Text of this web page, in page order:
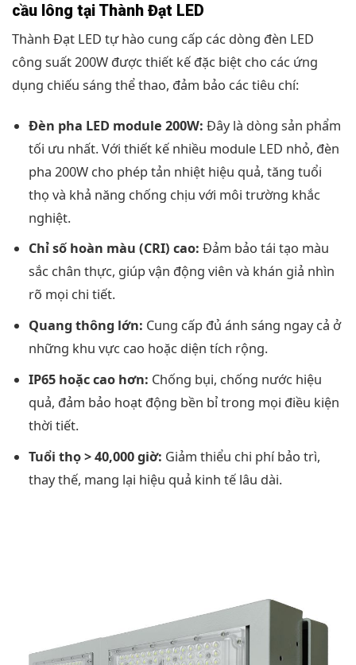
cầu lông tại Thành Đạt LED
Thành Đạt LED tự hào cung cấp các dòng đèn LED
công suất 200W được thiết kế đặc biệt cho các ứng
dụng chiếu sáng thể thao, đảm bảo các tiêu chí:
Đèn pha LED module 200W: Đây là dòng sản phẩm
tối ưu nhất. Với thiết kế nhiều module LED nhỏ, đèn
pha 200W cho phép tản nhiệt hiệu quả, tăng tuổi
thọ và khả năng chống chịu với môi trường khắc
nghiệt.
Chỉ số hoàn màu (CRI) cao: Đảm bảo tái tạo màu
sắc chân thực, giúp vận động viên và khán giả nhìn
rõ mọi chi tiết.
Quang thông lớn: Cung cấp đủ ánh sáng ngay cả ở
những khu vực cao hoặc diện tích rộng.
IP65 hoặc cao hơn: Chống bụi, chống nước hiệu
quả, đảm bảo hoạt động bền bỉ trong mọi điều kiện
thời tiết.
Tuổi thọ > 40,000 giờ: Giảm thiểu chi phí bảo trì,
thay thế, mang lại hiệu quả kinh tế lâu dài.